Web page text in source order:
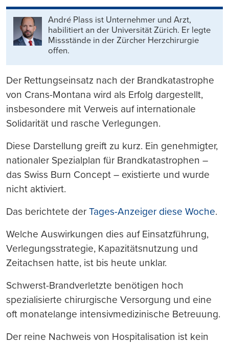
drucken
André Plass ist Unternehmer und Arzt,
habilitiert an der Universität Zürich. Er legte
Missstände in der Zürcher Herzchirurgie
offen.
Der Rettungseinsatz nach der Brandkatastrophe
von Crans-Montana wird als Erfolg dargestellt,
insbesondere mit Verweis auf internationale
Solidarität und rasche Verlegungen.
Diese Darstellung greift zu kurz. Ein genehmigter,
nationaler Spezialplan für Brandkatastrophen –
das Swiss Burn Concept – existierte und wurde
nicht aktiviert.
Das berichtete der Tages-Anzeiger diese Woche.
Welche Auswirkungen dies auf Einsatzführung,
Verlegungsstrategie, Kapazitätsnutzung und
Zeitachsen hatte, ist bis heute unklar.
Schwerst-Brandverletzte benötigen hoch
spezialisierte chirurgische Versorgung und eine
oft monatelange intensivmedizinische Betreuung.
Der reine Nachweis von Hospitalisation ist kein